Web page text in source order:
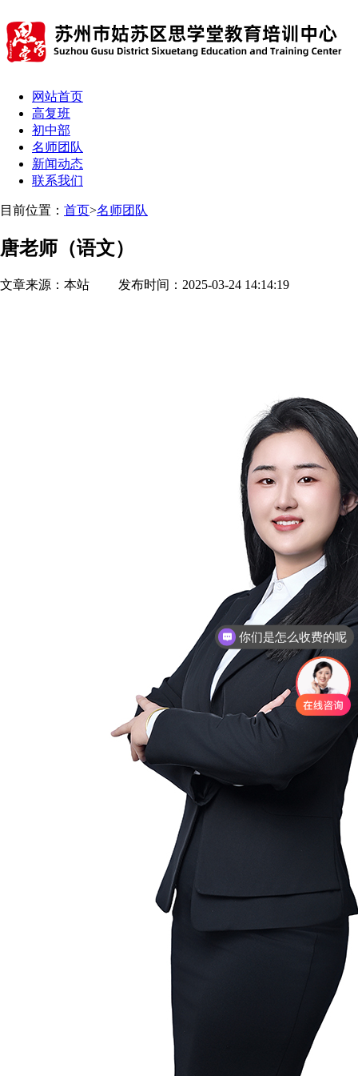
网站首页
高复班
初中部
名师团队
新闻动态
联系我们
目前位置： 首页>名师团队
唐老师（语文）
文章来源：本站 发布时间：2025-03-24 14:14:19
你们是怎么收费的呢